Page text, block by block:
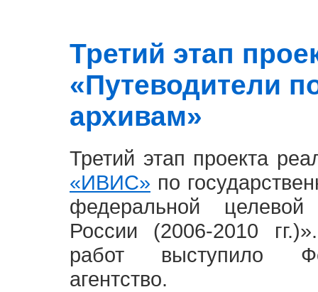
Третий этап
«Путеводители
архивам»
Третий этап проекта
«ИВИС» по
федеральной
России (2006-2010
работ выступило
агентство.